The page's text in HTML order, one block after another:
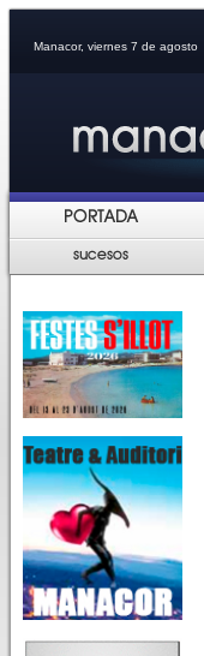
Manacor, viernes 7 de agosto